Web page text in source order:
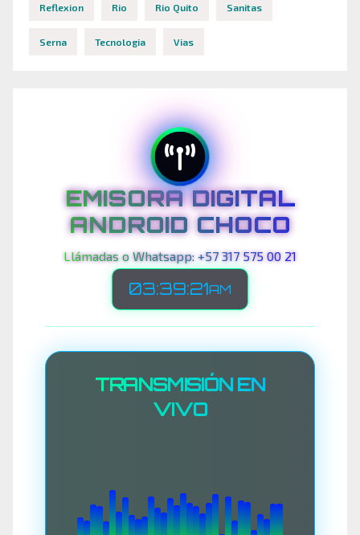
Reflexion Rio Rio Quito Sanitas
Serna Tecnologia Vias
EMISORA DIGITAL
ANDROID CHOCO
Llámadas o Whatsapp: +57 317 575 00 21
03:39:25AM
TRANSMISIÓN EN
VIVO